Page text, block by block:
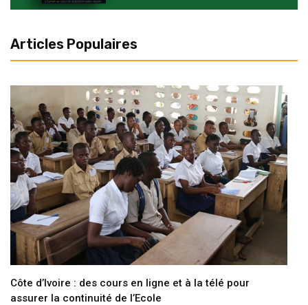
Articles Populaires
Côte d’Ivoire : des cours en ligne et à la télé pour
assurer la continuité de l’Ecole